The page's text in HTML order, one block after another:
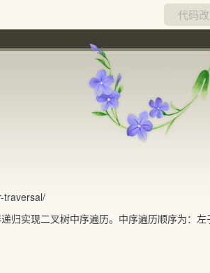
traversal/
实现二叉树中序遍历。中序遍历顺序为：左